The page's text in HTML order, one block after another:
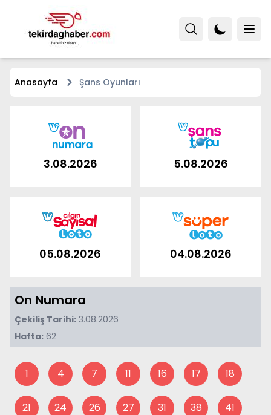
Anasayfa Şans Oyunları
3.08.2026 5.08.2026
05.08.2026 04.08.2026
On Numara
Çekiliş Tarihi: 3.08.2026
Hafta: 62
1 4 7 11 16 17 18
21 24 26 27 31 38 41